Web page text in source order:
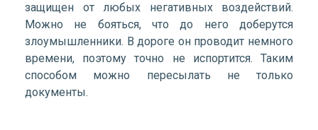
защищен от любых негативных воздействий.
Можно не бояться, что до него доберутся
злоумышленники. В дороге он проводит немного
времени, поэтому точно не испортится. Таким
способом можно пересылать не только
документы.